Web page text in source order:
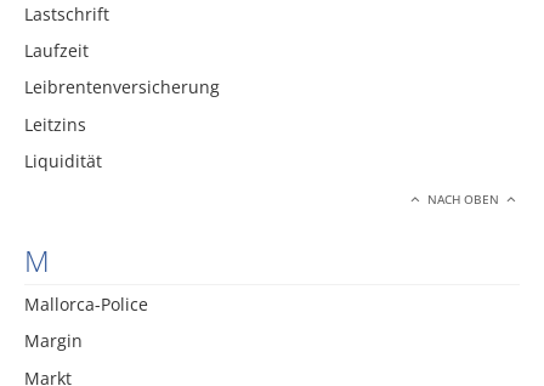
Lastschrift
Laufzeit
Leibrentenversicherung
Leitzins
Liquidität
NACH OBEN
M
Mallorca-Police
Margin
Markt